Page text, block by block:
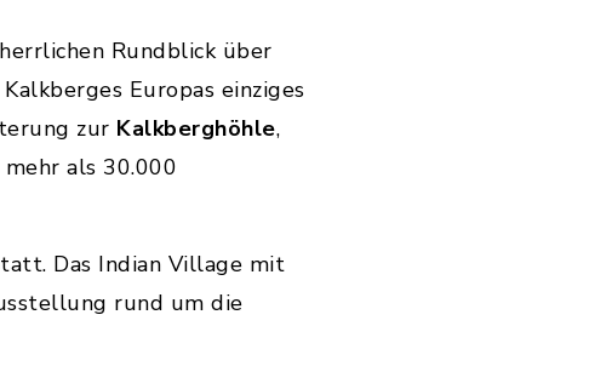
Rundblick über
Europas einziges
zur Kalkberghöhle,
als 30.000
Das Indian Village mit
rund um die